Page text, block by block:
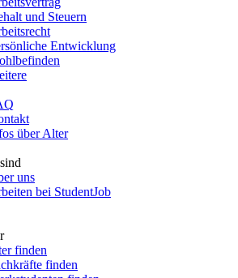
und Steuern
Entwicklung
über Alter
uns
bei StudentJob
finden
finden